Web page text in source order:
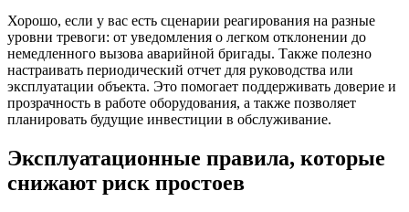
Хорошо, если у вас есть сценарии реагирования на разные
уровни тревоги: от уведомления о легком отклонении до
немедленного вызова аварийной бригады. Также полезно
настраивать периодический отчет для руководства или
эксплуатации объекта. Это помогает поддерживать доверие и
прозрачность в работе оборудования, а также позволяет
планировать будущие инвестиции в обслуживание.
Эксплуатационные правила, которые
снижают риск простоев